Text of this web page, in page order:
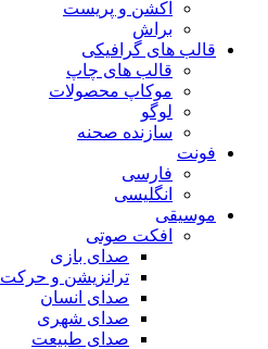
اکشن و پریست
براش
قالب های گرافیکی
قالب های چاپ
موکاپ محصولات
لوگو
سازنده صحنه
فونت
فارسی
انگلیسی
موسیقی
افکت صوتی
صدای بازی
ترانزیشن و حرکت
صدای انسان
صدای شهری
صدای طبیعت